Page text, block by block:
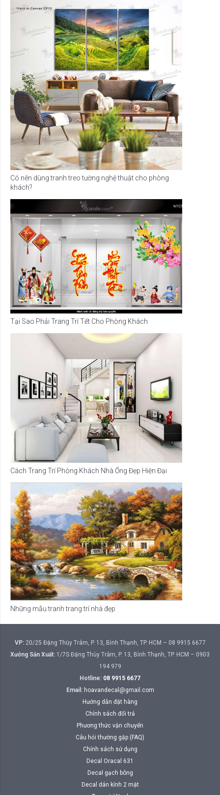
Có nên dùng tranh treo tường nghệ thuật cho phòng
khách?
Tại Sao Phải Trang Trí Tết Cho Phòng Khách
Cách Trang Trí Phòng Khách Nhà Ống Đẹp Hiện Đại
Những mẫu tranh trang trí nhà đẹp
VP:20/25 Đặng Thùy Trâm, P. 13, Bình Thạnh, TP. HCM – 08 9915 6677
Xưởng Sản Xuất: 1/7S Đặng Thùy Trâm, P. 13, Bình Thạnh, TP. HCM – 0903
194 979
Hotline: 08 9915 6677
Email: hoavandecal@gmail.com
Hướng dẫn đặt hàng
Chính sách đổi trả
Phương thức vận chuyển
Câu hỏi thường gặp (FAQ)
Chính sách sử dụng
Decal Oracal 631
Decal gạch bông
Decal dán kính 2 mặt